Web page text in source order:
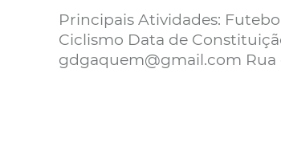
Principais Atividades:
Ciclismo Data de
gdgaquem@gmail.com Rua